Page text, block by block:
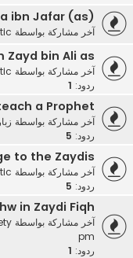
ibn Jafar (as) ?
آخر مشاركة بواسطة
Zayd bin Ali as
آخر مشاركة بواسطة
ردود:
a Prophet ?
آخر مشاركة بواسطة
ردود: 5
to the Zaydis
آخر مشاركة بواسطة
ردود: 5
in Zaydi Fiqh
آخر مشاركة بواسطة
pm
ردود: